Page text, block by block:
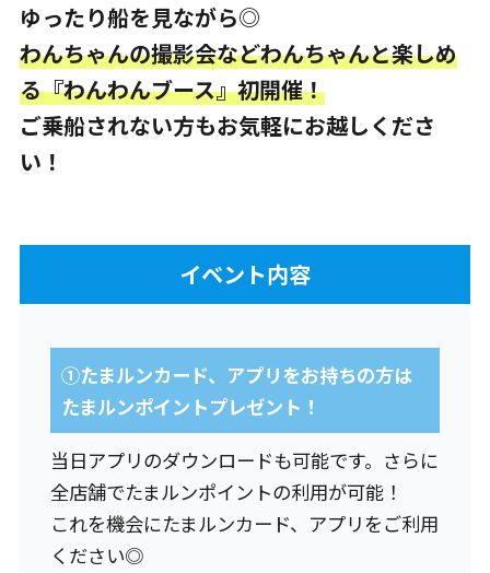
ゆったり船を見ながら◎
わんちゃんの撮影会などわんちゃんと楽しめ
る『わんわんブース』初開催！
ご乗船されない方もお気軽にお越しくださ
い！
イベント内容
①たまルンカード、アプリをお持ちの方は
たまルンポイントプレゼント！
当日アプリのダウンロードも可能です。さらに
全店舗でたまルンポイントの利用が可能！
これを機会にたまルンカード、アプリをご利用
ください◎